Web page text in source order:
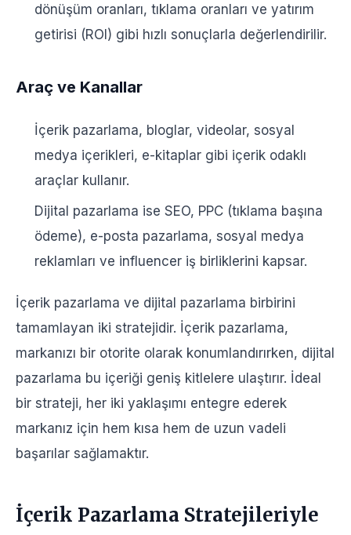
dönüşüm oranları, tıklama oranları ve yatırım
getirisi (ROI) gibi hızlı sonuçlarla değerlendirilir.
Araç ve Kanallar
İçerik pazarlama, bloglar, videolar, sosyal
medya içerikleri, e-kitaplar gibi içerik odaklı
araçlar kullanır.
Dijital pazarlama ise SEO, PPC (tıklama başına
ödeme), e-posta pazarlama, sosyal medya
reklamları ve influencer iş birliklerini kapsar.
İçerik pazarlama ve dijital pazarlama birbirini
tamamlayan iki stratejidir. İçerik pazarlama,
markanızı bir otorite olarak konumlandırırken, dijital
pazarlama bu içeriği geniş kitlelere ulaştırır. İdeal
bir strateji, her iki yaklaşımı entegre ederek
markanız için hem kısa hem de uzun vadeli
başarılar sağlamaktır.
İçerik Pazarlama Stratejileriyle